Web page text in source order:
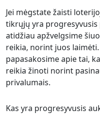
Jei mėgstate žaisti
tikrųjų yra progresyvusis
atidžiau apžvelgsime
reikia, norint juos
papasakosime apie tai,
reikia žinoti norint
privalumais.
Kas yra progresyvusis